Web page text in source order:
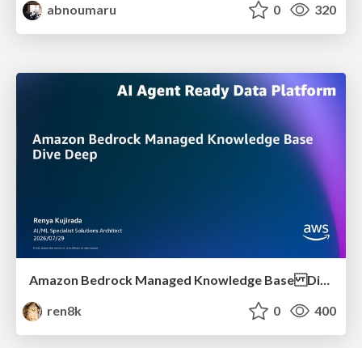
abnoumaru
0 320
Amazon Bedrock Managed Knowledge Base Dive Deep
ren8k
0 400